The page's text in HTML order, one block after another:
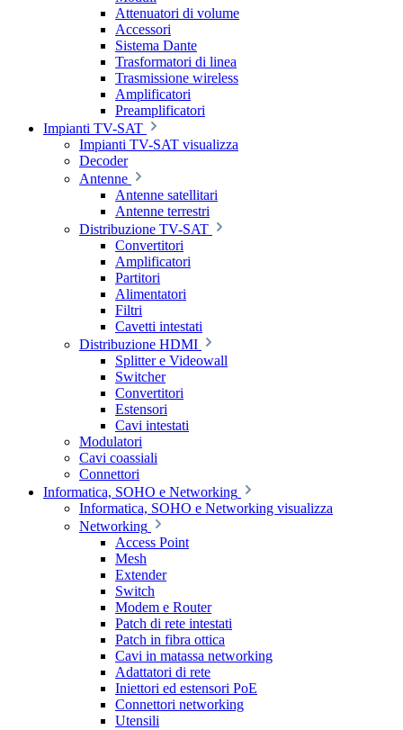
Attenuatori di volume
Accessori
Sistema Dante
Trasformatori di linea
Trasmissione wireless
Amplificatori
Preamplificatori
Impianti TV-SAT
Impianti TV-SAT visualizza
Decoder
Antenne
Antenne satellitari
Antenne terrestri
Distribuzione TV-SAT
Convertitori
Amplificatori
Partitori
Alimentatori
Filtri
Cavetti intestati
Distribuzione HDMI
Splitter e Videowall
Switcher
Convertitori
Estensori
Cavi intestati
Modulatori
Cavi coassiali
Connettori
Informatica, SOHO e Networking
Informatica, SOHO e Networking visualizza
Networking
Access Point
Mesh
Extender
Switch
Modem e Router
Patch di rete intestati
Patch in fibra ottica
Cavi in matassa networking
Adattatori di rete
Iniettori ed estensori PoE
Connettori networking
Utensili